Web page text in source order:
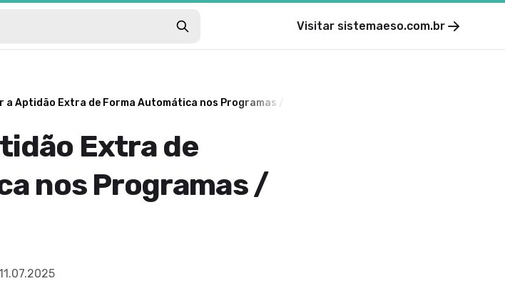
Visitar sistemaeso.com.br
a Aptidão Extra de Forma Automática nos Programas / Laudos?
Extra de
nos Programas /